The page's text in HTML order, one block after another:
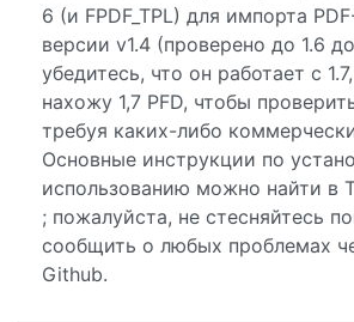
6 (и FPDF_TPL) для импорта
версии v1.4 (проверено до 1.6
убедитесь, что он работает с
нахожу 1,7 PFD, чтобы
требуя каких-либо
Основные инструкции по
использованию можно найти в
; пожалуйста, не стесняйтесь
сообщить о любых проблемах
Github.